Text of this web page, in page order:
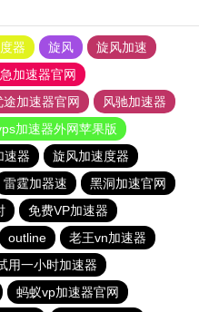
器 旋风
旋风加速
加速器官网
途加速器官网
风驰加速器
加速器外网苹果版
速器
旋风加速度器
雷霆加器速
黑洞加速官网
免费VP加速器
outline
老王vn加速器
用一小时加速器
蚂蚁vp加速器官网